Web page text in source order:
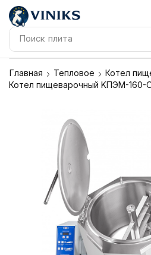
Поиск плита
Главная Тепловое
Котел
Котел пищеварочный KПЭM-160-